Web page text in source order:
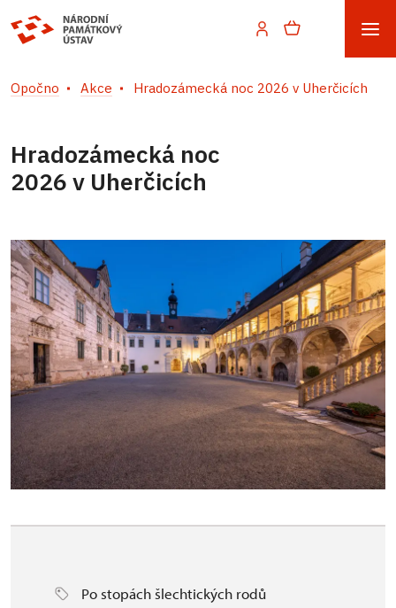
Opočno Akce Hradozámecká noc 2026 v Uherčicích
Hradozámecká noc
2026 v Uherčicích
Po stopách šlechtických rodů